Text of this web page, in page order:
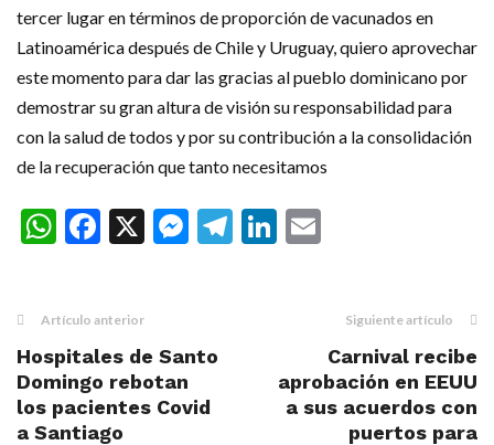
tercer lugar en términos de proporción de vacunados en
Latinoamérica después de Chile y Uruguay, quiero aprovechar
este momento para dar las gracias al pueblo dominicano por
demostrar su gran altura de visión su responsabilidad para
con la salud de todos y por su contribución a la consolidación
de la recuperación que tanto necesitamos
WhatsApp
Facebook
X Messenger
Telegram
LinkedIn
Artículo anterior
Hospitales de Santo
Domingo rebotan
los pacientes Covid
a Santiago
Siguiente artículo
Carnival recibe
aprobación en EEUU
a sus acuerdos con
puertos para